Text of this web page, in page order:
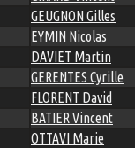
GEUGNON Gilles
EYMIN Nicolas
DAVIET Martin
GERENTES Cyrille
FLORENT David
BATIER Vincent
OTTAVI Marie